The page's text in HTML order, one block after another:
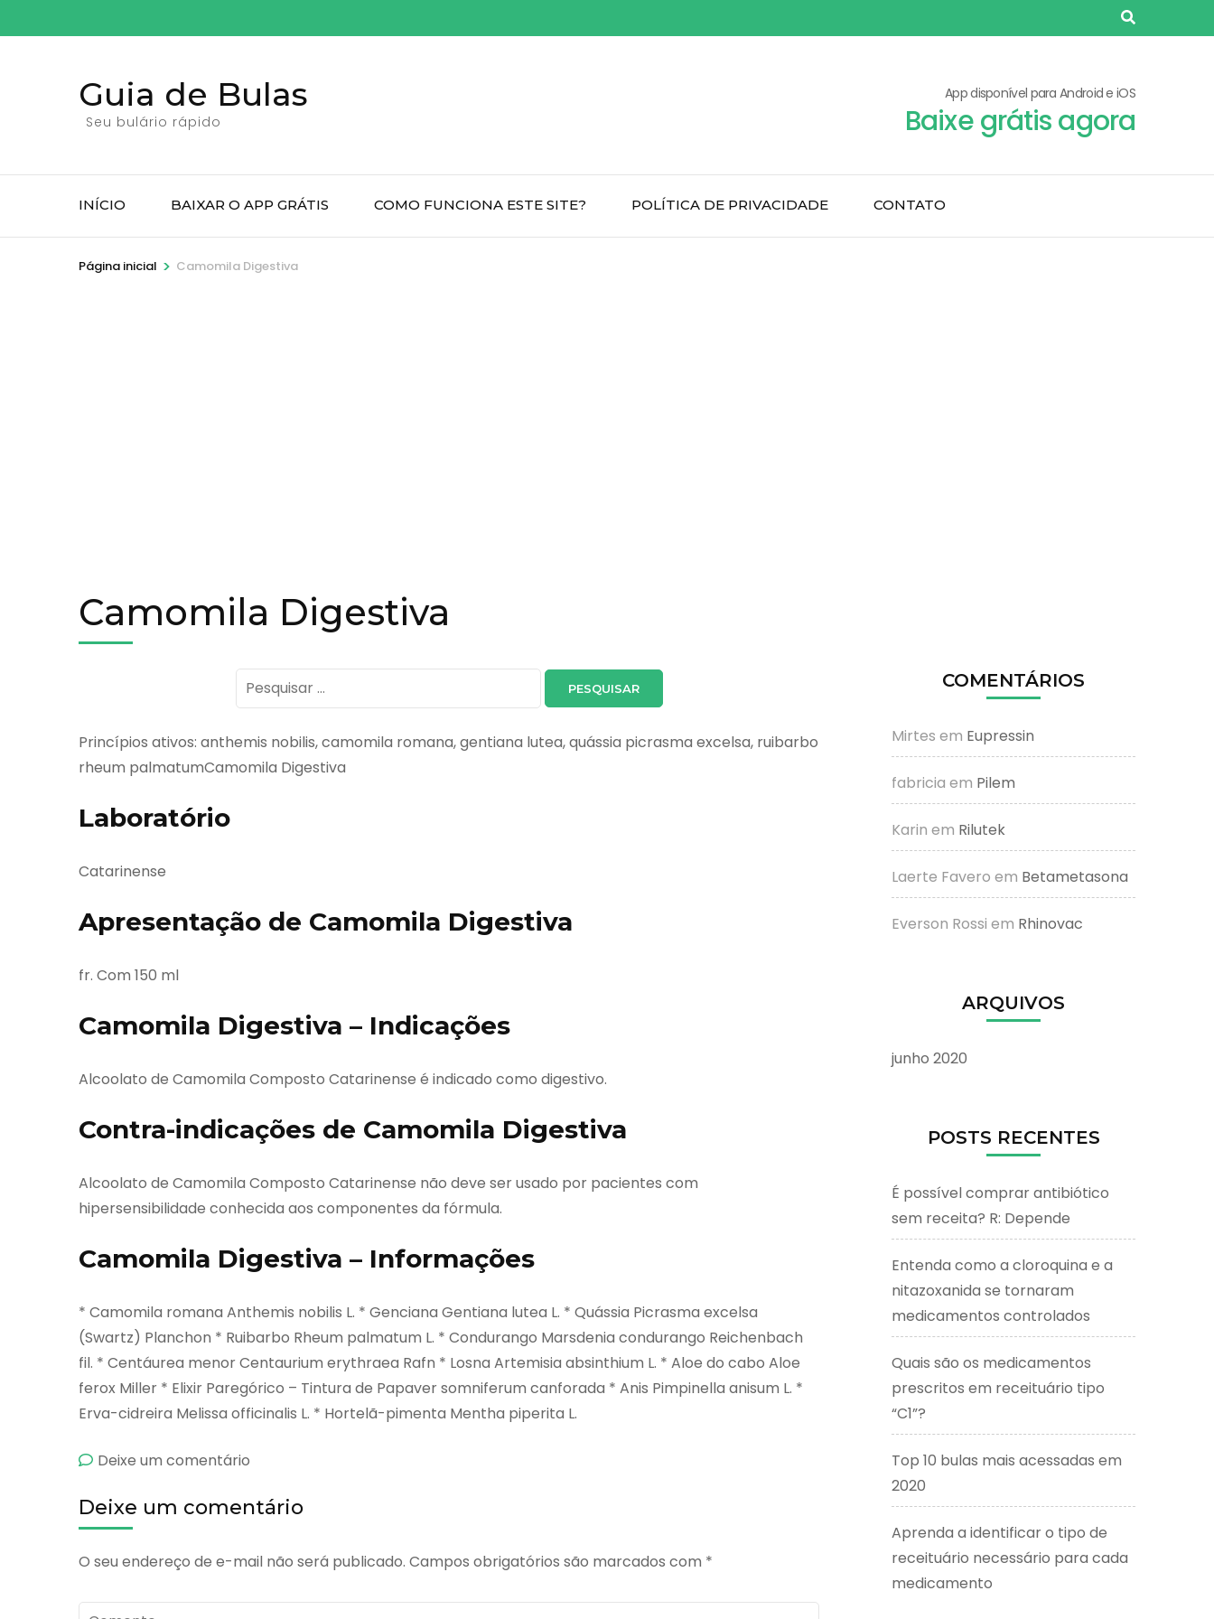
para
Guia de Bulas
Seu bulário rápido
App disponível para Android e iOS
Baixe grátis agora
INÍCIO BAIXAR O APP GRÁTIS COMO FUNCIONA ESTE SITE? POLÍTICA DE PRIVACIDADE CONTATO
Página inicial > Camomila Digestiva
Camomila Digestiva
Pesquisar
por:
Princípios ativos: anthemis nobilis, camomila romana, gentiana lutea, quássia picrasma excelsa, ruibarbo
rheum palmatumCamomila Digestiva
Laboratório
Catarinense
Apresentação de Camomila Digestiva
fr. Com 150 ml
Camomila Digestiva – Indicações
Alcoolato de Camomila Composto Catarinense é indicado como digestivo.
Contra-indicações de Camomila Digestiva
Alcoolato de Camomila Composto Catarinense não deve ser usado por pacientes com
hipersensibilidade conhecida aos componentes da fórmula.
Camomila Digestiva – Informações
* Camomila romana Anthemis nobilis L. * Genciana Gentiana lutea L. * Quássia Picrasma excelsa
(Swartz) Planchon * Ruibarbo Rheum palmatum L. * Condurango Marsdenia condurango Reichenbach
fil. * Centáurea menor Centaurium erythraea Rafn * Losna Artemisia absinthium L. * Aloe do cabo Aloe
ferox Miller * Elixir Paregórico – Tintura de Papaver somniferum canforada * Anis Pimpinella anisum L. *
Erva-cidreira Melissa officinalis L. * Hortelã-pimenta Mentha piperita L.
Deixe um comentário
Deixe um comentário
O seu endereço de e-mail não será publicado. Campos obrigatórios são marcados com *
Comente
COMENTÁRIOS
Mirtes em Eupressin
fabricia em Pilem
Karin em Rilutek
Laerte Favero em Betametasona
Everson Rossi em Rhinovac
ARQUIVOS
junho 2020
POSTS RECENTES
É possível comprar antibiótico
sem receita? R: Depende
Entenda como a cloroquina e a
nitazoxanida se tornaram
medicamentos controlados
Quais são os medicamentos
prescritos em receituário tipo
“C1”?
Top 10 bulas mais acessadas em
2020
Aprenda a identificar o tipo de
receituário necessário para cada
medicamento